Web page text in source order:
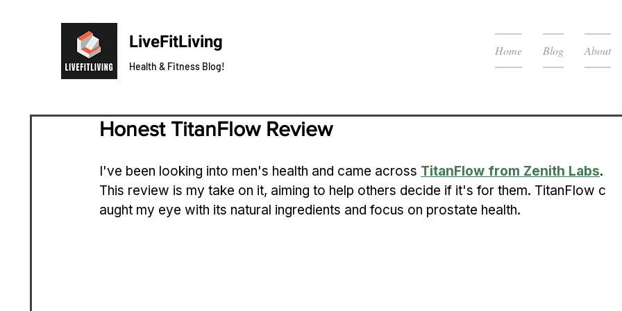
LiveFitLiving
Health & Fitness Blog!
Home Blog About
Honest TitanFlow Review
I've been looking into men's health and came across TitanFlow from Zenith Labs.
This review is my take on it, aiming to help others decide if it's for them. TitanFlow c
aught my eye with its natural ingredients and focus on prostate health.